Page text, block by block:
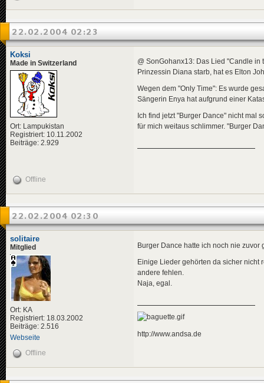
22.02.2004 02:23
Koksi
Made in Switzerland
Ort: Lampukistan
Registriert: 10.11.2002
Beiträge: 2.929
@ SonGohanx13: Das Lied "Candle
Prinzessin Diana starb, hat es Elton
Wegen dem "Only Time": Es wurde
Sängerin Enya hat aufgrund einer
Ich find jetzt "Burger Dance" nicht mal
für mich weitaus schlimmer. "Burger
Offline
22.02.2004 02:30
solitaire
Mitglied
Ort: KA
Registriert: 18.03.2002
Beiträge: 2.516
Webseite
Burger Dance hatte ich noch nie zuvor
Einige Lieder gehörten da sicher nicht
andere fehlen.
Naja, egal.
http://www.andsa.de
Offline